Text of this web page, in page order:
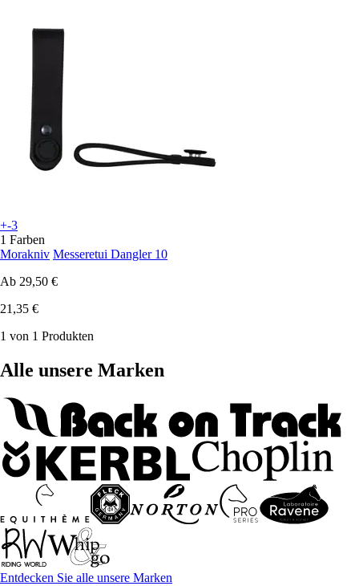
+-3
1 Farben
Morakniv Messeretui Dangler 10
Ab 29,50 €
21,35 €
1 von 1 Produkten
Alle unsere Marken
Entdecken Sie alle unsere Marken